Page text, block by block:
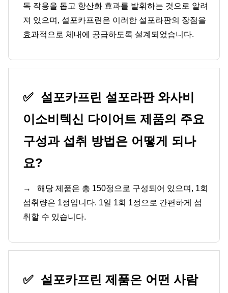
독 작용을 돕고 항산화 효과를 발휘하는 것으로 알려
져 있으며, 설포카프린은 이러한 설포라판의 장점을
효과적으로 체내에 공급하도록 설계되었습니다.
✅ 설포카프린 설포라판 와사비
이소비텍신 다이어트 제품의 주요
구성과 섭취 방법은 어떻게 되나
요?
→
해당 제품은 총 150정으로 구성되어 있으며, 1회
섭취량은 1정입니다. 1일 1회 1정으로 간편하게 섭
취할 수 있습니다.
✅ 설포카프린 제품은 어떤 사람